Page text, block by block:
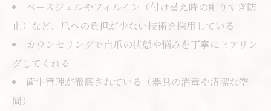
ベースジェルやフィルイン（付け替え時の削りすぎ防
止）など、爪への負担が少ない技術を採用している
カウンセリングで自爪の状態や悩みを丁寧にヒアリン
グしてくれる
衛生管理が徹底されている（器具の消毒や清潔な空
間）